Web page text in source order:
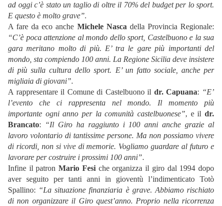
ad oggi c’è stato un taglio di oltre il 70% del budget per lo sport.
E questo è molto grave”.
A fare da eco anche Michele Nasca della Provincia Regionale:
“C’è poca attenzione al mondo dello sport, Castelbuono e la sua
gara meritano molto di più. E’ tra le gare più importanti del
mondo, sta compiendo 100 anni. La Regione Sicilia deve insistere
di più sulla cultura dello sport. E’ un fatto sociale, anche per
migliaia di giovani”.
A rappresentare il Comune di Castelbuono il dr. Capuana: “E’
l’evento che ci rappresenta nel mondo. Il momento più
importante ogni anno per la comunità castelbuonese”, e il dr.
Brancato:
“Il Giro ha raggiunto i 100 anni anche grazie al
lavoro volontario di tantissime persone. Ma non possiamo vivere
di ricordi, non si vive di memorie. Vogliamo guardare al futuro e
lavorare per costruire i prossimi 100 anni”.
Infine il patronMario Fesiche organizza il giro dal 1994 dopo
aver seguito per tanti anni in gioventù l’indimenticato Totò
Spallino: “La situazione finanziaria è grave. Abbiamo rischiato
di non organizzare il Giro quest’anno. Proprio nella ricorrenza